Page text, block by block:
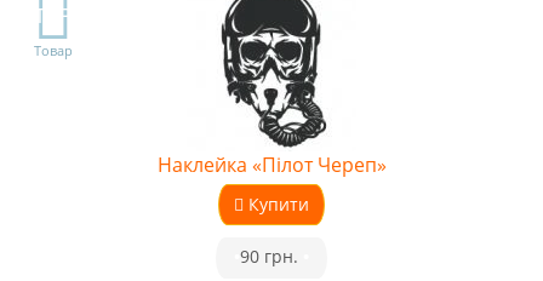
TOP
Товар
Наклейка «Пілот Череп»
Купити
90 грн.